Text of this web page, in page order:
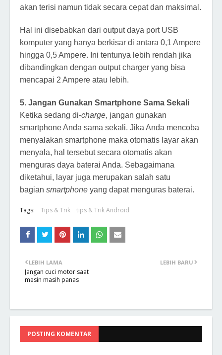
akan terisi namun tidak secara cepat dan maksimal.
Hal ini disebabkan dari output daya port USB
komputer yang hanya berkisar di antara 0,1 Ampere
hingga 0,5 Ampere. Ini tentunya lebih rendah jika
dibandingkan dengan output charger yang bisa
mencapai 2 Ampere atau lebih.
5. Jangan Gunakan Smartphone Sama Sekali
Ketika sedang di-charge, jangan gunakan
smartphone Anda sama sekali. Jika Anda mencoba
menyalakan smartphone maka otomatis layar akan
menyala, hal tersebut secara otomatis akan
menguras daya baterai Anda. Sebagaimana
diketahui, layar juga merupakan salah satu
bagian smartphone yang dapat menguras baterai.
Tags: Tips & Trik tips & Trik Android
LEBIH BARU
LEBIH LAMA
Jangan cuci motor saat
mesin masih panas
POSTING KOMENTAR